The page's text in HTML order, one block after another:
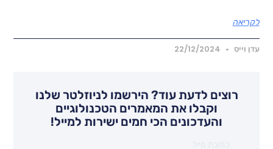
וייס 22/12/2024
רוצים לדעת עוד? הירשמו לניוזלטר שלנו
וקבלו את המאמרים הטכנולוגיים
והעדכונים הכי חמים ישירות למייל!